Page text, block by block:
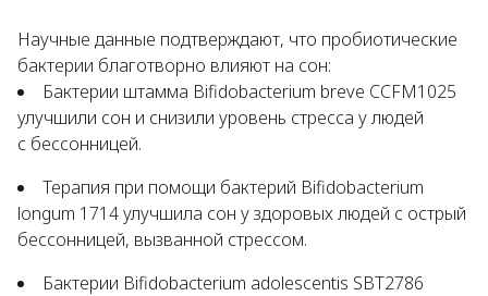
Научные данные подтверждают, что пробиотические
бактерии благотворно влияют на сон:
Бактерии штамма Bifidobacterium breve CCFM1025
улучшили сон и снизили уровень стресса у людей
с бессонницей.
Терапия при помощи бактерий Bifidobacterium
longum 1714улучшила сон у здоровых людей с острый
бессонницей, вызванной стрессом.
Бактерии Bifidobacterium adolescentis SBT2786